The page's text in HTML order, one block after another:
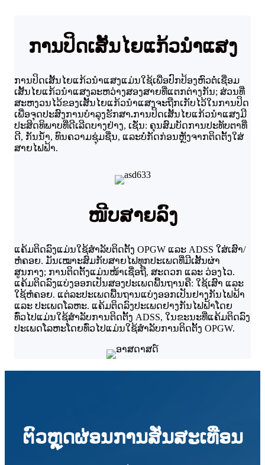
ການປິດເສັ້ນໄຍແກ້ວນຳແສງ
ການປິດເສັ້ນໄຍແກ້ວນຳແສງແມ່ນໃຊ້ເພື່ອປົກປ້ອງຫົວຕໍ່ເຊື່ອມ
ເສັ້ນໄຍແກ້ວນຳແສງລະຫວ່າງສອງສາຍທີ່ແຕກຕ່າງກັນ; ສ່ວນທີ່
ສະຫງວນໄວ້ຂອງເສັ້ນໄຍແກ້ວນຳແສງຈະຖືກເກັບໄວ້ໃນການປິດ
ເພື່ອຈຸດປະສົງການບຳລຸງຮັກສາ.ການປິດເສັ້ນໄຍແກ້ວນຳແສງມີ
ປະສິດທິພາບທີ່ດີເລີດບາງຢ່າງ, ເຊັ່ນ: ຄຸນສົມບັດການປະທັບຕາທີ່
ດີ, ກັນນ້ຳ, ທົນຄວາມຊຸ່ມຊື່ນ, ແລະບໍ່ກັດກ່ອນຫຼັງຈາກຕິດຕັ້ງໃສ່
ສາຍໄຟຟ້າ.
ໜີບສາຍລົງ
ແຄ້ມຕິດລົງແມ່ນໃຊ້ສຳລັບຕິດຕັ້ງ OPGW ແລະ ADSS ໃສ່ເສົາ/
ຫໍຄອຍ. ມັນເໝາະສົມກັບສາຍໄຟທຸກປະເພດທີ່ມີເສັ້ນຜ່າ
ສູນກາງ; ການຕິດຕັ້ງແມ່ນໜ້າເຊື່ອຖື, ສະດວກ ແລະ ວ່ອງໄວ.
ແຄ້ມຕິດລົງແບ່ງອອກເປັນສອງປະເພດພື້ນຖານຄື: ໃຊ້ເສົາ ແລະ
ໃຊ້ຫໍຄອຍ. ແຕ່ລະປະເພດພື້ນຖານແບ່ງອອກເປັນຢາງກັນໄຟຟ້າ
ແລະ ປະເພດໂລຫະ. ແຄ້ມຕິດລົງປະເພດຢາງກັນໄຟຟ້າໂດຍ
ທົ່ວໄປແມ່ນໃຊ້ສຳລັບການຕິດຕັ້ງ ADSS, ໃນຂະນະທີ່ແຄ້ມຕິດລົງ
ປະເພດໂລຫະໂດຍທົ່ວໄປແມ່ນໃຊ້ສຳລັບການຕິດຕັ້ງ OPGW.
ຕົວຫຼຸດຜ່ອນການສັ່ນສະເທືອນ